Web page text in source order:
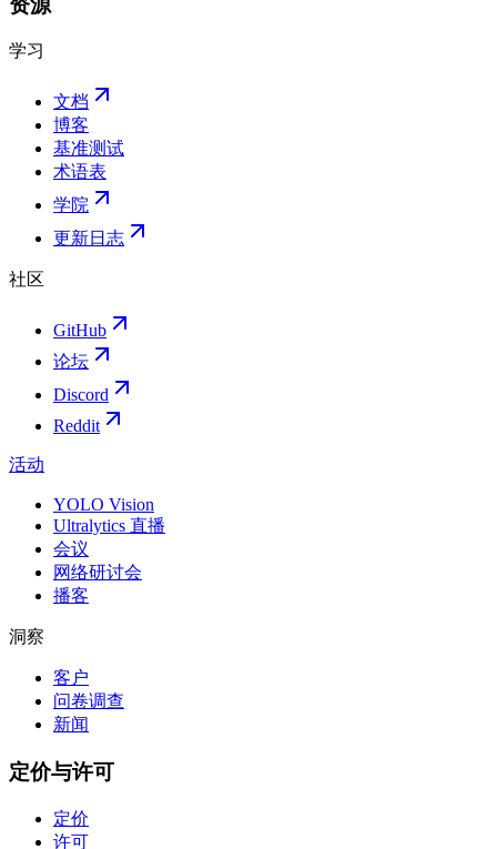
学习
文档
博客
基准测试
术语表
学院
更新日志
社区
GitHub
论坛
Discord
Reddit
活动
YOLO Vision
Ultralytics 直播
会议
网络研讨会
播客
洞察
客户
问卷调查
新闻
定价与许可
定价
许可